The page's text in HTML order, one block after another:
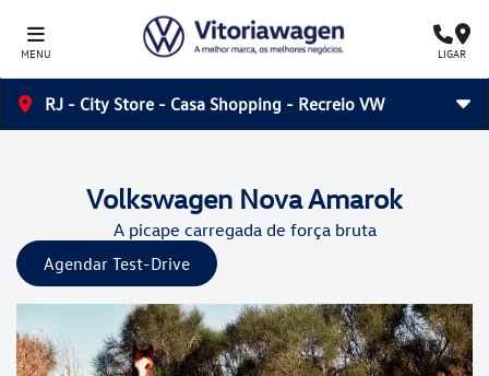
MENU LIGAR
RJ - City Store - Casa Shopping - Recreio VW
Volkswagen Nova Amarok
A picape carregada de força bruta
Agendar Test-Drive